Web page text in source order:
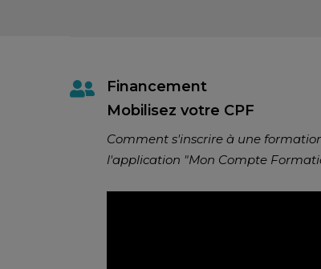
Financement
Mobilisez votre CPF
Comment s'inscrire à une
l'application "Mon Compte